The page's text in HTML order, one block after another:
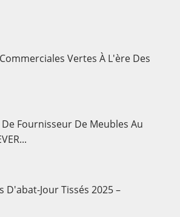
Vertes À L'ère Des
Fournisseur De Meubles Au
D'abat-Jour Tissés 2025 –